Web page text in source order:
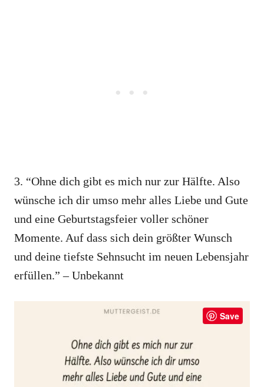
3. “Ohne dich gibt es mich nur zur Hälfte. Also
wünsche ich dir umso mehr alles Liebe und Gute
und eine Geburtstagsfeier voller schöner
Momente. Auf dass sich dein größter Wunsch
und deine tiefste Sehnsucht im neuen Lebensjahr
erfüllen.” – Unbekannt
Save